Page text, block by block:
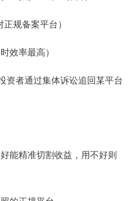
规备案平台）
效率最高）
资者通过集体诉讼追回某平台
能精准切割收益，用不好则